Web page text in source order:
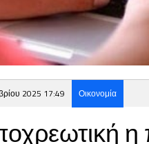
2025 17:49 Οικονομία
η